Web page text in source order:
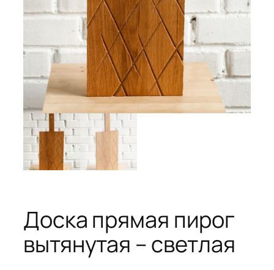
Доска прямая пирог
вытянутая – светлая